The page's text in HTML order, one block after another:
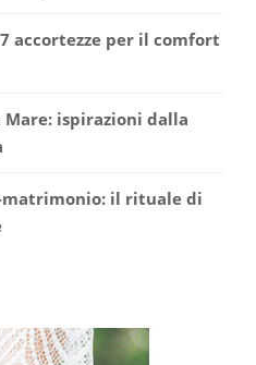
accortezze per il comfort
ispirazioni dalla
il rituale di